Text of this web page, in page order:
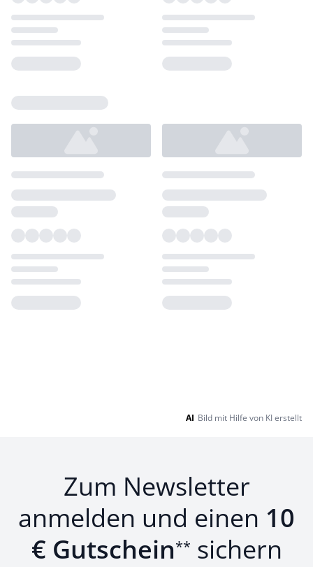
AI Bild mit Hilfe von KI erstellt
Zum Newsletter
anmelden und einen 10
€ Gutschein** sichern